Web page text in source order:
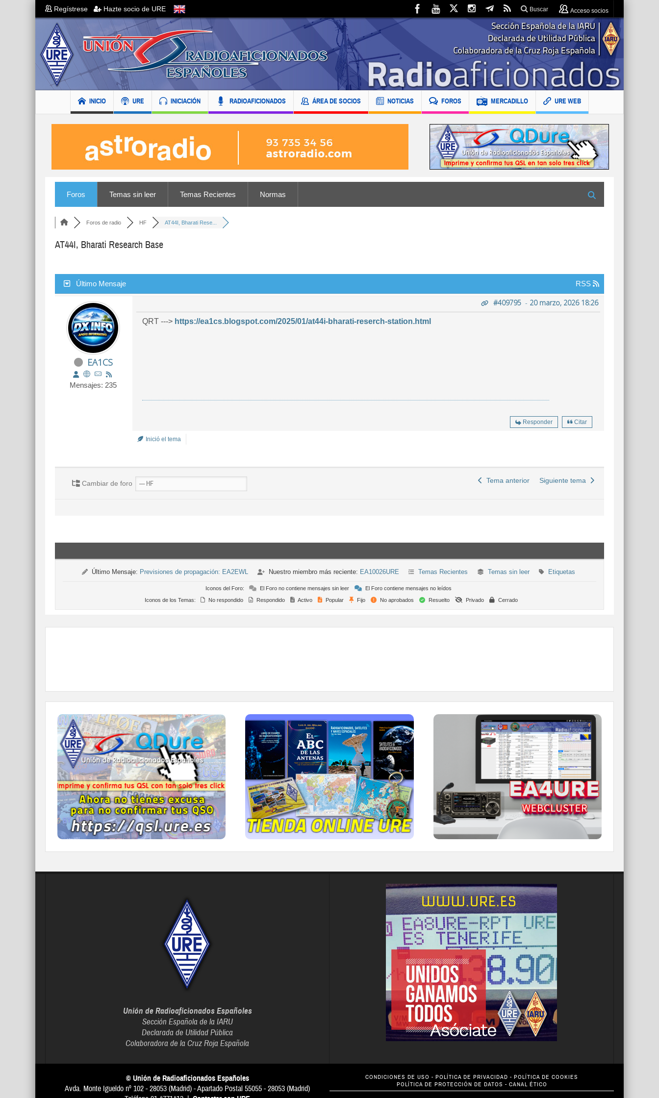
Regístrese Hazte socio de URE Buscar Acceso socios
INICIO URE INICIACIÓN RADIOAFICIONADOS ÁREA DE SOCIOS NOTICIAS FOROS MERCADILLO URE WEB
Foros Temas sin leer Temas Recientes Normas
Foros de radio HF AT44I, Bharati Rese...
AT44I, Bharati Research Base
Último Mensaje RSS
EA1CS
Mensajes: 235
#409795 - 20 marzo, 2026 18:26
QRT ---> https://ea1cs.blogspot.com/2025/01/at44i-bharati-reserch-station.html
Responder Citar
Inició el tema
Cambiar de foro Tema anterior Siguiente tema
Último Mensaje: Previsiones de propagación: EA2EWL Nuestro miembro más reciente: EA10026URE Temas Recientes Temas sin leer Etiquetas
Iconos del Foro: El Foro no contiene mensajes sin leer
El Foro contiene mensajes no leídos
Iconos de los Temas:
No respondido Respondido Activo Popular Fijo No aprobados Resuelto Privado Cerrado
QDURE - https://qsl.ure.es
Imprime y confirma tus QSL en tan solo tres
click.
Nunca fue tan fácil y cómodo
el confirmar tus contactos.
IR A QDURE
TIENDA ONLINE URE
Publicaciones, mapas, polos, camisetas,
gorras, tazas, forros polares y mucho más...
IR A LA TIENDA DE URE
WEBCLUSTER EA4URE
Conoce el nuevo WebCluster de URE,
ahora con nuevos filtros e información y
compatible con GDURE
IR A WEBCLUSTER
Unión de Radioaficionados Españoles
Sección Española de la IARU
Declarada de Utilidad Pública
Colaboradora de la Cruz Roja Española
CONDICIONES DE USO - POLÍTICA DE PRIVACIDAD - POLÍTICA DE COOKIES
POLÍTICA DE PROTECCIÓN DE DATOS - CANAL ÉTICO
© Unión de Radioaficionados Españoles
Avda. Monte Igueldo nº 102 - 28053 (Madrid) - Apartado Postal 55055 - 28053 (Madrid)